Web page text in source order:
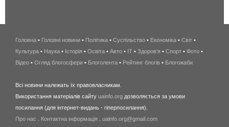
беспроводной
интернет
киев
wimax
в
Головна • Головні новини • Політика • Суспільство • Економіка • Світ •
Культура • Наука • Історія • Освіта • Авто • IT • Здоров'я • Спорт • Фото •
Відео • Огляд блогосфери • Блоголента • Рейтинг блогів • Блогожаби
Всі новини належать їх правовласникам.
Використання матеріалів сайту uainfo.org дозволяється за умови
посилання (для інтернет-видань - гіперпосилання).
Про нас
Контактна інформація uainfo.org@gmail.com